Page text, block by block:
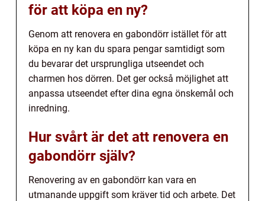
för att köpa en ny?
Genom att renovera en gabondörr istället för att
köpa en ny kan du spara pengar samtidigt som
du bevarar det ursprungliga utseendet och
charmen hos dörren. Det ger också möjlighet att
anpassa utseendet efter dina egna önskemål och
inredning.
Hur svårt är det att renovera en
gabondörr själv?
Renovering av en gabondörr kan vara en
utmanande uppgift som kräver tid och arbete. Det